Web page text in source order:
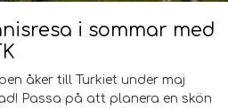
i sommar med
åker till Turkiet under maj
Passa på att planera en skön